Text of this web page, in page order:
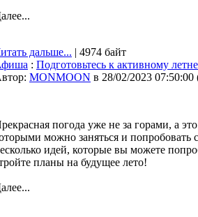
дальше... | 4974 байт
: Подготовьтесь к активному
MONMOON в 28/02/2023 07:50:00
погода уже не за горами, а
можно заняться и попробовать
идей, которые вы можете
планы на будущее лето!